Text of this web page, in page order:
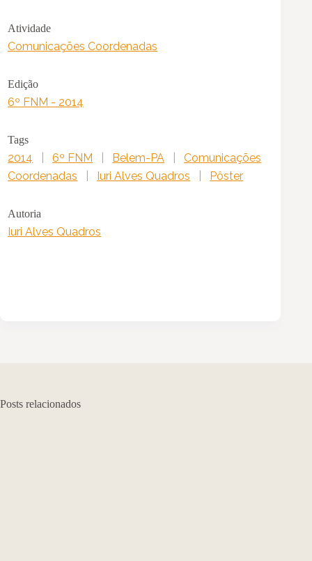
Atividade
Comunicações Coordenadas
Edição
6º FNM - 2014
Tags
2014 6º FNM Belem-PA
Comunicações
Coordenadas
Iuri Alves Quadros Pôster
Autoria
Iuri Alves Quadros
Posts relacionados